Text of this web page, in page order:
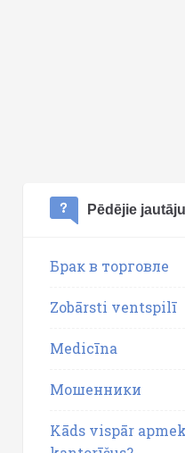
Pēdējie
Брак в торговле
Zobārsti ventspilī
Medicīna
Мошенники
Kāds vispār